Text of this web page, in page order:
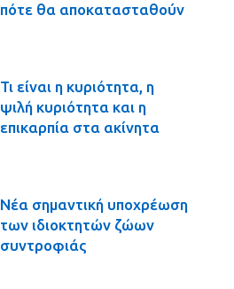
πότε θα αποκατασταθούν
Τι είναι η κυριότητα, η
ψιλή κυριότητα και η
επικαρπία στα ακίνητα
Νέα σημαντική υποχρέωση
των ιδιοκτητών ζώων
συντροφιάς